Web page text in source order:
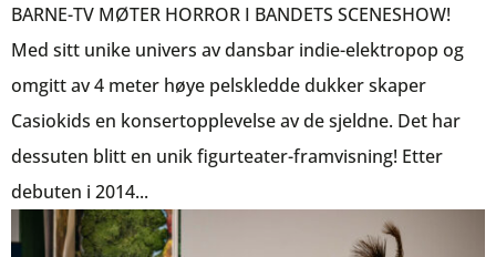
BARNE-TV MØTER HORROR I BANDETS SCENESHOW!
Med sitt unike univers av dansbar indie-elektropop og
omgitt av 4 meter høye pelskledde dukker skaper
Casiokids en konsertopplevelse av de sjeldne. Det har
dessuten blitt en unik figurteater-framvisning! Etter
debuten i 2014...